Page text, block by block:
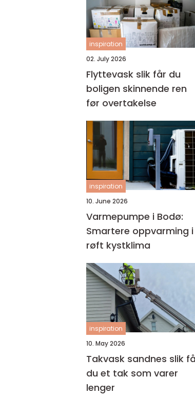
inspiration
02. July 2026
Flyttevask slik får du
boligen skinnende ren
før overtakelse
inspiration
10. June 2026
Varmepumpe i Bodø:
Smartere oppvarming i
røft kystklima
inspiration
10. May 2026
Takvask sandnes slik får
du et tak som varer
lenger